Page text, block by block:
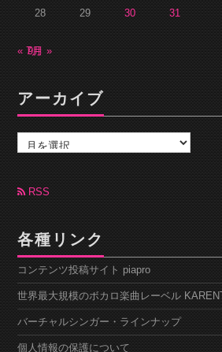
28 29 30 31
« 7月9月 »
アーカイブ
カ
ブ RSS
各種リンク
コンテンツ投稿サイト piapro
世界最大規模のボカロ楽曲レーベル KARENT
バーチャルシンガー・ラインナップ
個人情報の保護について